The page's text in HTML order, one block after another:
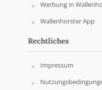
Werbung in
Wallenhorster App
Rechtliches
Impressum